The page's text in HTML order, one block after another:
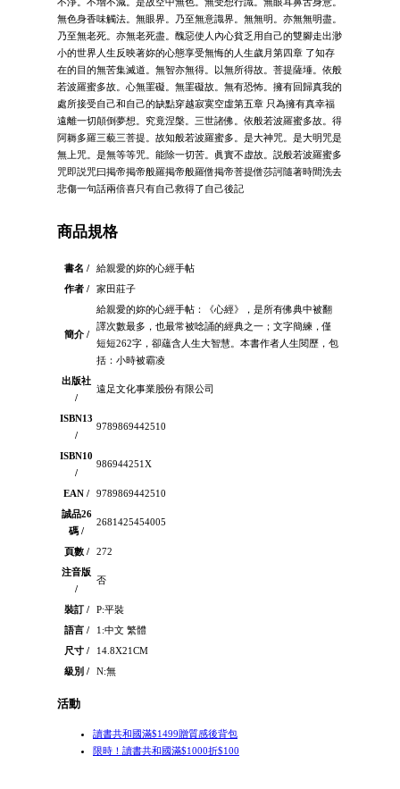
無色身香味觸法。無眼界。乃至無意識界。無無明。亦無無明盡。
乃至無老死。亦無老死盡。醜惡使人內心貧乏用自己的雙腳走出渺
小的世界人生反映著妳的心態享受無悔的人生歲月第四章 了知存
在的目的無苦集滅道。無智亦無得。以無所得故。菩提薩埵。依般
若波羅蜜多故。心無罣礙。無罣礙故。無有恐怖。擁有回歸真我的
處所接受自己和自己的缺點穿越寂寞空虛第五章 只為擁有真幸福
遠離一切顛倒夢想。究竟涅槃。三世諸佛。依般若波羅蜜多故。得
阿耨多羅三藐三菩提。故知般若波羅蜜多。是大神咒。是大明咒是
無上咒。是無等等咒。能除一切苦。眞實不虚故。説般若波羅蜜多
咒即説咒曰掲帝掲帝般羅掲帝般羅僧掲帝菩提僧莎訶隨著時間洗去
悲傷一句話兩倍喜只有自己救得了自己後記
商品規格
書名 /
給親愛的妳的心經手帖
作者 /
家田莊子
簡介 /
給親愛的妳的心經手帖：《心經》，是所有佛典中被翻
譯次數最多，也最常被唸誦的經典之一；文字簡練，僅
短短262字，卻蘊含人生大智慧。本書作者人生閱歷，包
括：小時被霸凌
出版社
/
遠足文化事業股份有限公司
ISBN13
/
9789869442510
ISBN10
/
986944251X
EAN /
9789869442510
誠品26
碼 /
2681425454005
頁數 /
272
注音版
/
否
裝訂 /
P:平裝
語言 /
1:中文 繁體
尺寸 /
14.8X21CM
級別 /
N:無
活動
讀書共和國滿$1499贈質感後背包
限時！讀書共和國滿$1000折$100